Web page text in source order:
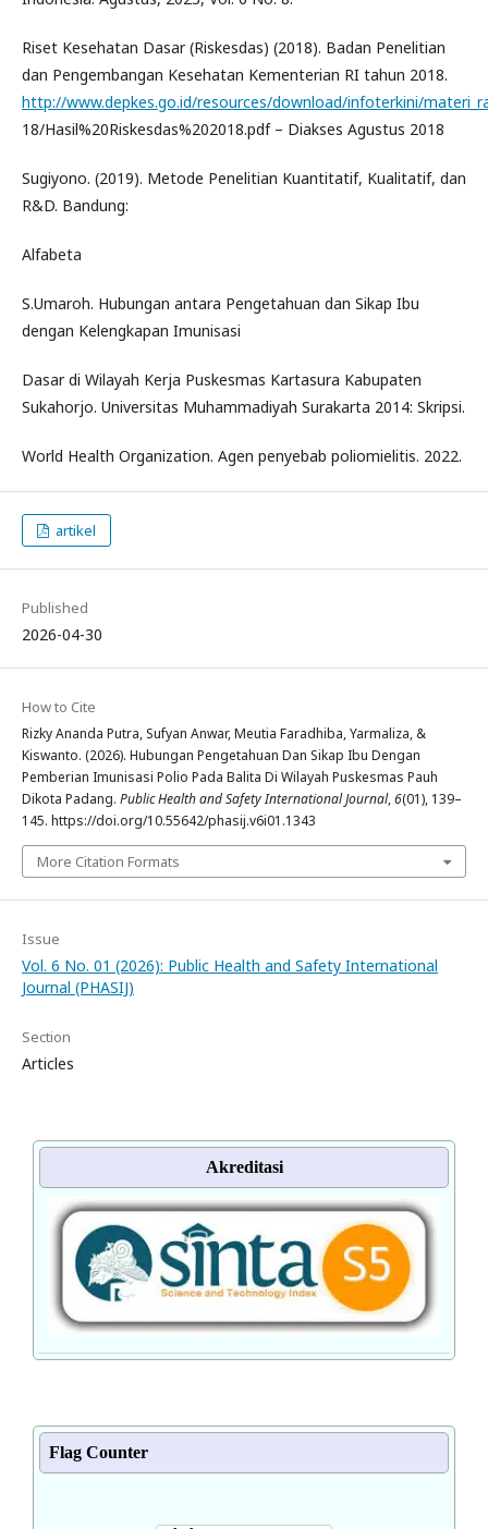
Riset Kesehatan Dasar (Riskesdas) (2018). Badan Penelitian
dan Pengembangan Kesehatan Kementerian RI tahun 2018.
http://www.depkes.go.id/resources/download/infoterkini/
18/Hasil%20Riskesdas%202018.pdf – Diakses Agustus 2018
Sugiyono. (2019). Metode Penelitian Kuantitatif, Kualitatif, dan
R&D. Bandung:
Alfabeta
S.Umaroh. Hubungan antara Pengetahuan dan Sikap Ibu
dengan Kelengkapan Imunisasi
Dasar di Wilayah Kerja Puskesmas Kartasura Kabupaten
Sukahorjo. Universitas Muhammadiyah Surakarta 2014: Skripsi.
World Health Organization. Agen penyebab poliomielitis. 2022.
artikel
Published
2026-04-30
How to Cite
Rizky Ananda Putra, Sufyan Anwar, Meutia Faradhiba, Yarmaliza, &
Kiswanto. (2026). Hubungan Pengetahuan Dan Sikap Ibu Dengan
Pemberian Imunisasi Polio Pada Balita Di Wilayah Puskesmas Pauh
Dikota Padang. Public Health and Safety International Journal,6(01), 139–
145. https://doi.org/10.55642/phasij.v6i01.1343
More Citation Formats
Issue
Vol. 6 No. 01 (2026): Public Health and Safety International
Journal (PHASIJ)
Section
Articles
Akreditasi
Flag Counter